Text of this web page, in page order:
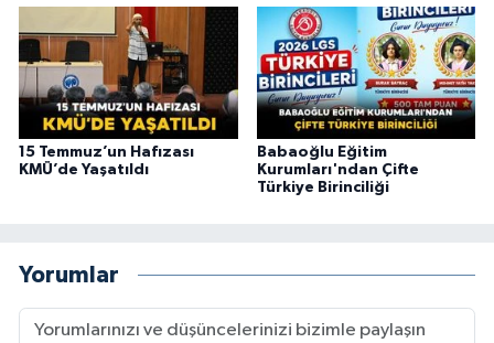
15 Temmuz’un Hafızası
KMÜ’de Yaşatıldı
Babaoğlu Eğitim
Kurumları'ndan Çifte
Türkiye Birinciliği
Yorumlar